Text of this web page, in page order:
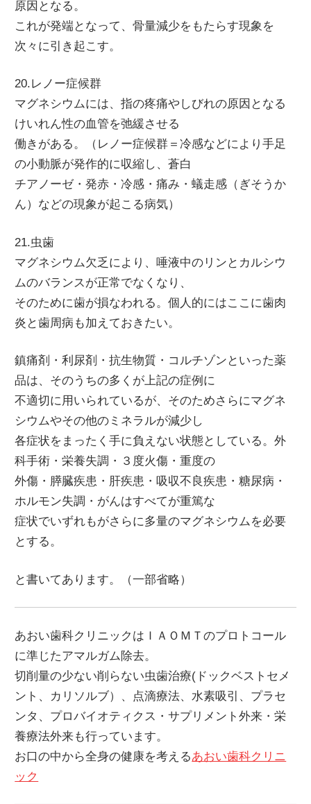
原因となる。
これが発端となって、骨量減少をもたらす現象を
次々に引き起こす。
20.レノー症候群
マグネシウムには、指の疼痛やしびれの原因となる
けいれん性の血管を弛緩させる
働きがある。（レノー症候群＝冷感などにより手足
の小動脈が発作的に収縮し、蒼白
チアノーゼ・発赤・冷感・痛み・蟻走感（ぎそうか
ん）などの現象が起こる病気）
21.虫歯
マグネシウム欠乏により、唾液中のリンとカルシウ
ムのバランスが正常でなくなり、
そのために歯が損なわれる。個人的にはここに歯肉
炎と歯周病も加えておきたい。
鎮痛剤・利尿剤・抗生物質・コルチゾンといった薬
品は、そのうちの多くが上記の症例に
不適切に用いられているが、そのためさらにマグネ
シウムやその他のミネラルが減少し
各症状をまったく手に負えない状態としている。外
科手術・栄養失調・３度火傷・重度の
外傷・膵臓疾患・肝疾患・吸収不良疾患・糖尿病・
ホルモン失調・がんはすべてが重篤な
症状でいずれもがさらに多量のマグネシウムを必要
とする。
と書いてあります。（一部省略）
あおい歯科クリニックはＩＡＯＭＴのプロトコール
に準じたアマルガム除去。
切削量の少ない削らない虫歯治療(ドックベストセメ
ント、カリソルブ）、点滴療法、水素吸引、プラセ
ンタ、プロバイオティクス・サプリメント外来・栄
養療法外来も行っています。
お口の中から全身の健康を考えるあおい歯科クリニ
ック